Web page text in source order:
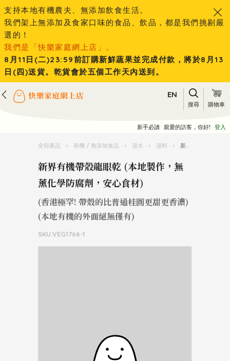
支持本地有機農夫、無添加飲食生活。
我們架上無添加及食家口味的食品、飲品，都是我們挑剔嚴
選的！
我們是「快樂家庭網上店」。
8月11日(二)23:59前訂購新鮮蔬果並完成付款，將於8月13
日(四)送貨。乾貨會於五個工作天內送到。
EN
搜尋 購物車
新手必讀 親愛的訪客，你好! 登入
全部產品 › 有機 / 無添加食品 › 湯水 › 湯料 › 新界有機帶殼龍眼乾 (本地製作，無薰化學防腐劑，安心食材)
新界有機帶殼龍眼乾 (本地製作，無
薰化學防腐劑，安心食材)
(香港極罕! 帶殼的比普通桂圓更甜更香濃)
(本地有機的外面絕無僅有)
SKU:VEG1766-1